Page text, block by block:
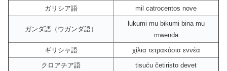
ガリシア語
mil catrocentos nove
ガンダ語（ウガンダ語）
lukumi mu bikumi bina mu
mwenda
ギリシャ語
χίλια τετρακόσια εννέα
クロアチア語
tisuću četiristo devet